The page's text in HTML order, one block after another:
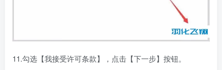
11.勾选【我接受许可条款】，点击【下一步】按钮。